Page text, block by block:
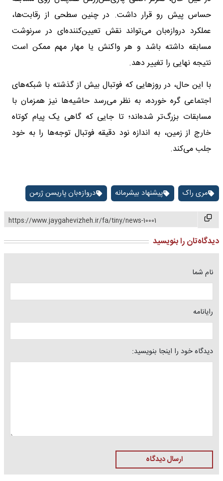
حساس پیش رو قرار داشت. در چنین سطحی از رقابت‌ها،
عملکرد دروازه‌بان می‌تواند نقش تعیین‌کننده‌ای در سرنوشت
مسابقه داشته باشد و هر واکنش یا مهار مهم ممکن است
نتیجه نهایی را تغییر دهد.
با این حال، در روزهایی که فوتبال بیش از گذشته با شبکه‌های
اجتماعی گره خورده، به نظر می‌رسد حاشیه‌ها نیز همزمان با
مسابقات بزرگ‌تر شده‌اند؛ تا جایی که گاهی یک پیام کوتاه
خارج از زمین، به اندازه نود دقیقه فوتبال توجه‌ها را به خود
جلب می‌کند.
مری راک پیشنهاد بیشرمانه دروازه‌بان پاریسن ژرمن
https://www.jaygahevizheh.ir/fa/tiny/news-10001
دیدگاه‌تان را بنویسید
نام شما
رایانامه
دیدگاه خود را اینجا بنویسید:
ارسال دیدگاه